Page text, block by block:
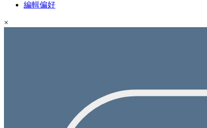
編輯偏好
×